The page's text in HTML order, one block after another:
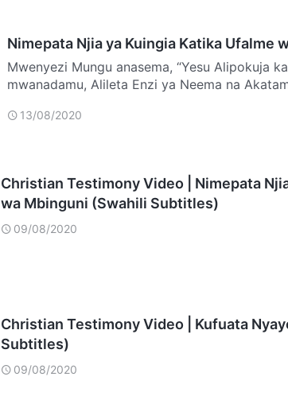
Nimepata Njia ya Kuingia Katika Ufalme
Mwenyezi Mungu anasema, “Yesu Alipokuja
mwanadamu, Alileta Enzi ya Neema na
13/08/2020
Christian Testimony Video | Nimepata
wa Mbinguni (Swahili Subtitles)
09/08/2020
Christian Testimony Video | Kufuata
Subtitles)
09/08/2020